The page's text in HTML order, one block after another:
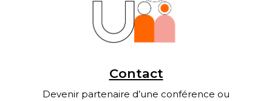
Contact
Devenir partenaire d’une conférence ou